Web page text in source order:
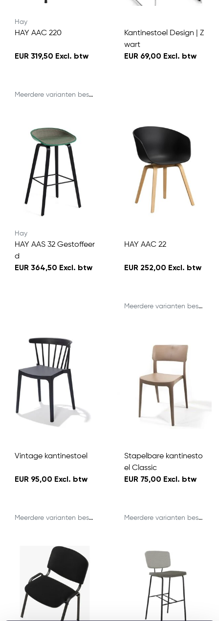
Hay
HAY AAC 220
EUR 319,50 Excl. btw
Meerdere varianten beschikbaar
Kantinestoel Design | Z
wart
EUR 69,00 Excl. btw
Hay
HAY AAS 32 Gestoffeer
d
EUR 364,50 Excl. btw
HAY AAC 22
EUR 252,00 Excl. btw
Meerdere varianten beschikbaar
Vintage kantinestoel
EUR 95,00 Excl. btw
Meerdere varianten beschikbaar
Stapelbare kantinesto
el Classic
EUR 75,00 Excl. btw
Meerdere varianten beschikbaar